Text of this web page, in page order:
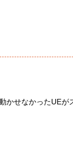
せなかったUEが